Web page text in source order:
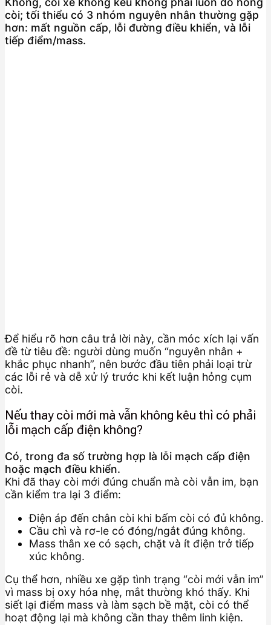
còi; tối thiểu có 3 nhóm nguyên nhân thường gặp
hơn: mất nguồn cấp, lỗi đường điều khiển, và lỗi
tiếp điểm/mass.
Để hiểu rõ hơn câu trả lời này, cần móc xích lại vấn
đề từ tiêu đề: người dùng muốn “nguyên nhân +
khắc phục nhanh”, nên bước đầu tiên phải loại trừ
các lỗi rẻ và dễ xử lý trước khi kết luận hỏng cụm
còi.
Nếu thay còi mới mà vẫn không kêu thì có phải
lỗi mạch cấp điện không?
Có, trong đa số trường hợp là lỗi mạch cấp điện
hoặc mạch điều khiển.
Khi đã thay còi mới đúng chuẩn mà còi vẫn im, bạn
cần kiểm tra lại 3 điểm:
Điện áp đến chân còi khi bấm còi có đủ không.
Cầu chì và rơ-le có đóng/ngắt đúng không.
Mass thân xe có sạch, chặt và ít điện trở tiếp
xúc không.
Cụ thể hơn, nhiều xe gặp tình trạng “còi mới vẫn im”
vì mass bị oxy hóa nhẹ, mắt thường khó thấy. Khi
siết lại điểm mass và làm sạch bề mặt, còi có thể
hoạt động lại mà không cần thay thêm linh kiện.